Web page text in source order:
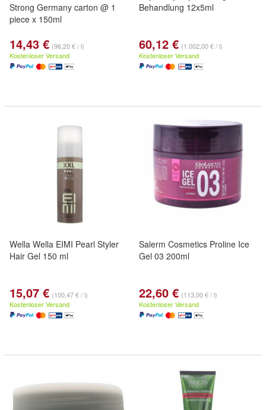
Strong Germany carton @ 1
piece x 150ml
14,43 € (96,20 € / l)
Kostenloser Versand
Behandlung 12x5ml
60,12 € (1.002,00 € / l)
Kostenloser Versand
Wella Wella EIMI Pearl Styler
Hair Gel 150 ml
15,07 € (100,47 € / l)
Kostenloser Versand
Salerm Cosmetics Proline Ice
Gel 03 200ml
22,60 € (113,00 € / l)
Kostenloser Versand